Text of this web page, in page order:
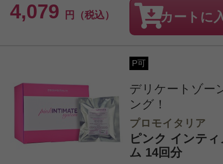
4,079 円（税込） カートに
P可
デリケートゾー
ング！
プロモイタリア
ピンク インテ
ム 14回分